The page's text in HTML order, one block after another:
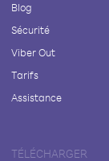
Blog
Sécurité
Viber Out
Tarifs
Assistance
TÉLÉCHARGER